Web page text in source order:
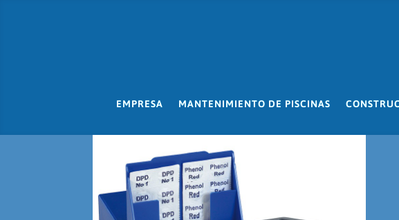
EMPRESA MANTENIMIENTO DE PISCINAS